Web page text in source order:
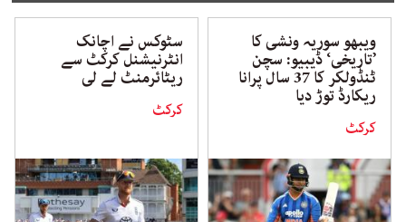
ویبھو سوریہ ونشی کا
’تاریخی‘ ڈیبیو: سچن
ٹنڈولکر کا 37 سال پرانا
ریکارڈ توڑ دیا
کرکٹ
سٹوکس نے اچانک
انٹرنیشنل کرکٹ سے
ریٹائرمنٹ لے لی
کرکٹ